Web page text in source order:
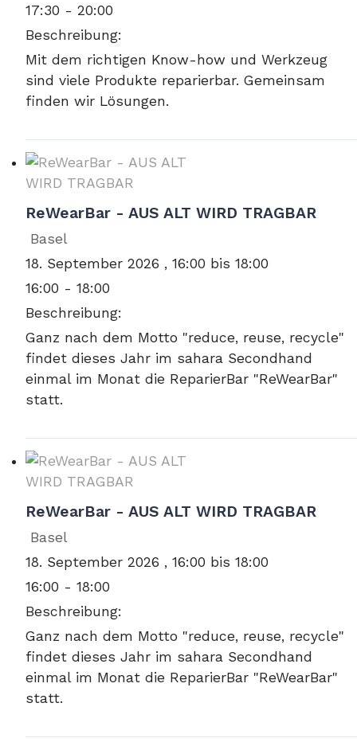
17:30 - 20:00
Beschreibung:
Mit dem richtigen Know-how und Werkzeug
sind viele Produkte reparierbar. Gemeinsam
finden wir Lösungen.
ReWearBar - AUS ALT WIRD TRAGBAR
Basel
18. September 2026 , 16:00 bis 18:00
16:00 - 18:00
Beschreibung:
Ganz nach dem Motto "reduce, reuse, recycle"
findet dieses Jahr im sahara Secondhand
einmal im Monat die ReparierBar "ReWearBar"
statt.
ReWearBar - AUS ALT WIRD TRAGBAR
Basel
18. September 2026 , 16:00 bis 18:00
16:00 - 18:00
Beschreibung:
Ganz nach dem Motto "reduce, reuse, recycle"
findet dieses Jahr im sahara Secondhand
einmal im Monat die ReparierBar "ReWearBar"
statt.